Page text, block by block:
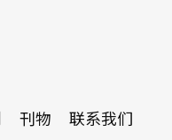
刊物 联系我们